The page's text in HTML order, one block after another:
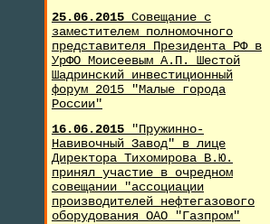
25.06.2015 Совещание с
заместителем полномочного
представителя Президента РФ в
УрФО Моисеевым А.П. Шестой
Шадринский инвестиционный
форум 2015 "Малые города
России"
16.06.2015
"Пружинно-
Навивочный Завод" в лице
Директора Тихомирова В.Ю.
принял участие в очредном
совещании "ассоциации
производителей нефтегазового
оборудования ОАО "Газпром"